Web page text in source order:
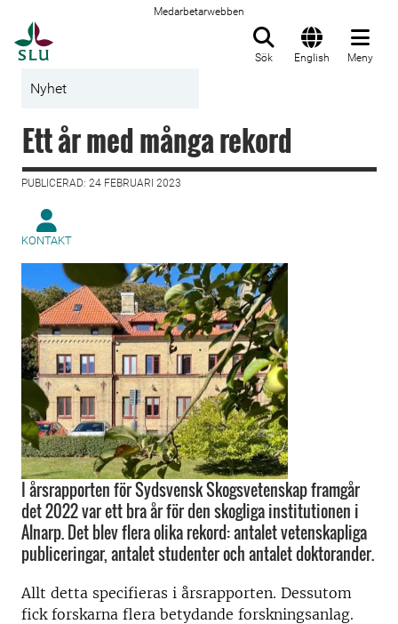
Medarbetarwebben
Sök English Meny
Nyhet
Ett år med många rekord
PUBLICERAD: 24 FEBRUARI 2023
KONTAKT
I årsrapporten för Sydsvensk Skogsvetenskap framgår
det 2022 var ett bra år för den skogliga institutionen i
Alnarp. Det blev flera olika rekord: antalet vetenskapliga
publiceringar, antalet studenter och antalet doktorander.
Allt detta specifieras i årsrapporten. Dessutom
fick forskarna flera betydande forskningsanlag.